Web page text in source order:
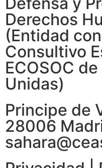
Derechos
(Entidad
Consultivo
ECOSOC
Unidas)
Principe de
28006